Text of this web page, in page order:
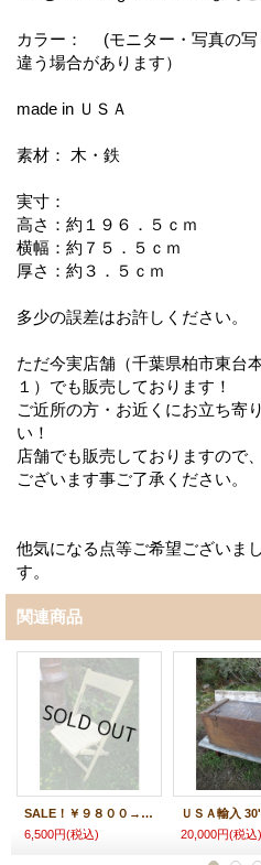
カラー： (モニター・写真の写
違う場合があります）
made in ＵＳＡ
素材： 木・鉄
実寸：
高さ：約１９６．５ｃｍ
横幅：約７５．５ｃｍ
厚さ：約３．５ｃｍ
多少の誤差はお許しください。
ただ今実店舗（千葉県柏市東台
１）でも販売しております！
ご近所の方・お近くにお立ち寄
い！
店舗でも販売しておりますので
ございます事ご了承ください。
他気になる点等ご希望ございま
す。
関連商品
SALE！￥９８００→￥６５００！ＵＳＡ輸入 VINTAGE ホールディング チェア 折りたたみ椅子 G
6,500円(税込)
20,000円(税込)